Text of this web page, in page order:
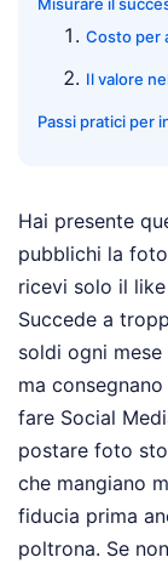
Costo per
Il valore
Passi pratici per
Hai presente
pubblichi la
ricevi solo il
Succede a
soldi ogni
ma
fare Social
postare foto
che mangiano
fiducia prima
poltrona. Se